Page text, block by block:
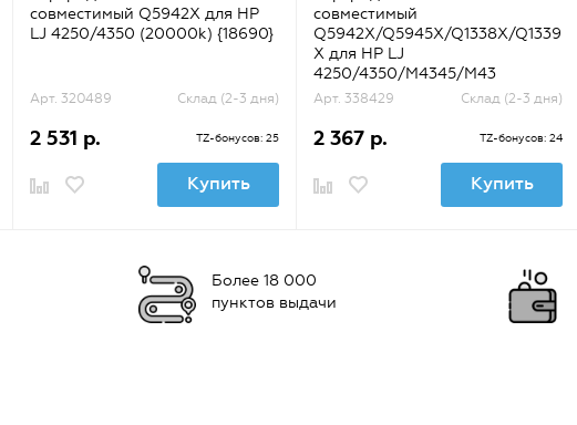
совместимый Q5942X для HP
LJ 4250/4350 (20000k) {18690}
Арт. 320489 Склад (2-3 дня)
2 531 р. TZ-бонусов: 25
Купить
совместимый
Q5942X/Q5945X/Q1338X/Q1339
X для HP LJ
4250/4350/M4345/M43
(20000k) {44654}
Арт. 338429 Склад (2-3 дня)
2 367 р. TZ-бонусов: 24
Купить
Более 18 000
пунктов выдачи